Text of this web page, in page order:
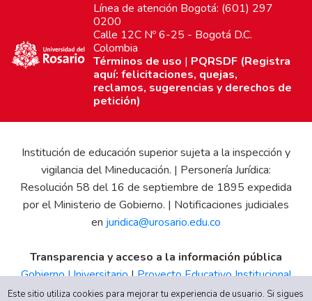
Línea de atención Bogotá: (601) 297
0200
Calle 12C Nº 6-25 - Bogotá D.C.
Colombia
Términos de uso | PQRSDF (Registra
aquí: felicitaciones, quejas,
reclamos, sugerencias y derechos de
petición)
Institución de educación superior sujeta a la inspección y
vigilancia del Mineducación. | Personería Jurídica:
Resolución 58 del 16 de septiembre de 1895 expedida
por el Ministerio de Gobierno. | Notificaciones judiciales
en juridica@urosario.edu.co
Transparencia y acceso a la información pública
Gobierno Universitario|Proyecto Educativo Institucional
|Informe de Gestión|Boletín Estadístico|Régimen
Este sitio utiliza cookies para mejorar tu experiencia de usuario. Si sigues